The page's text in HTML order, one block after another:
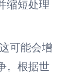
缩短处理
可能会增
。根据世